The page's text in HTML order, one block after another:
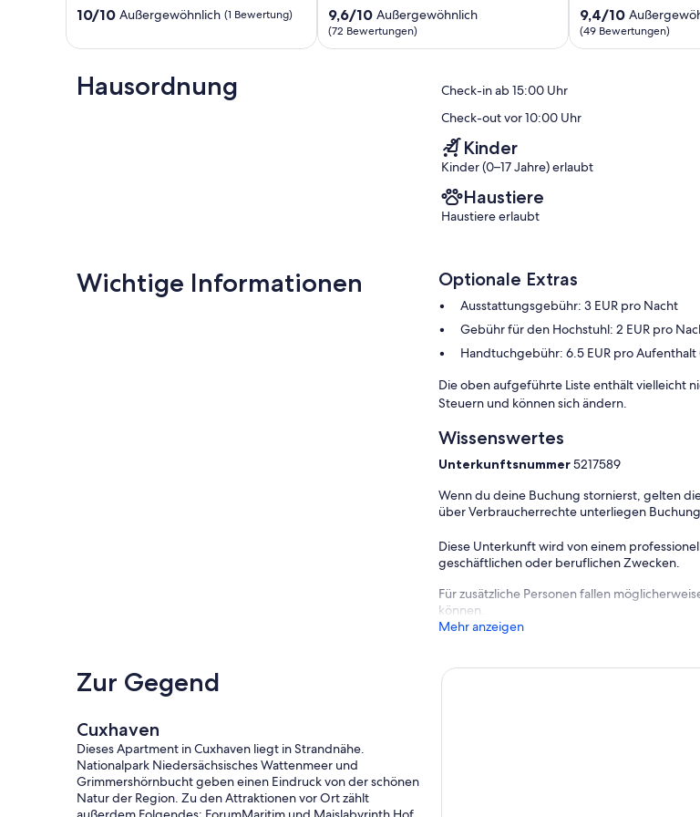
Personen
Residenz
Döse
Cuxhaven
10.0
10,
(1
Bewertung)
10/10 Außergewöhnlich (1 Bewertung)
Cuxhaven
9.6
von
10,
9,6/10 Außergewöhnlich
(72 Bewertungen)
dem
Aufzug
erreichbar.
Blick
Grüne
lädt
Cuxhaven
9.4
von
10,
9,4/10
(49 Bewertungen)
Hausordnung Check-in ab 15:00 Uhr
Check-out vor 10:00 Uhr
Kinder
Kinder (0–17 Jahre) erlaubt
Haustiere
Haustiere erlaubt
Wichtige Informationen Optionale Extras
Ausstattungsgebühr: 3 EUR pro Nacht
Gebühr für den Hochstuhl: 2 EUR pro
Handtuchgebühr: 6.5 EUR pro
Die oben aufgeführte Liste enthält vielleicht
Steuern und können sich ändern.
Wissenswertes
Unterkunftsnummer5217589
Wenn du deine Buchung stornierst, gelten
über Verbraucherrechte unterliegen
Diese Unterkunft wird von einem
geschäftlichen oder beruflichen Zwecken.
Für zusätzliche Personen fallen
können.
Mehr anzeigen
Zur Gegend
Cuxhaven
Dieses Apartment in Cuxhaven liegt in Strandnähe.
Nationalpark Niedersächsisches Wattenmeer und
Grimmershörnbucht geben einen Eindruck von der schönen
Natur der Region. Zu den Attraktionen vor Ort zählt